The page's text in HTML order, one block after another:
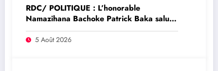
RDC/ POLITIQUE : L’honorable
Namazihana Bachoke Patrick Baka salue
la suspension de l’arrêté interministériel
sur l’économie numérique
5 Août 2026